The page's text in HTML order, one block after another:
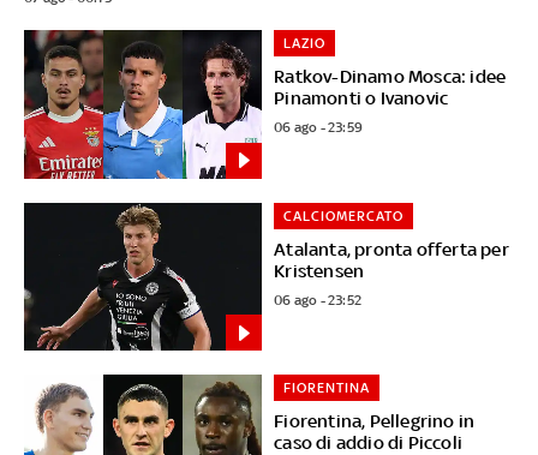
Ratkov-Dinamo Mosca: idee
Pinamonti o Ivanovic
LAZIO
06 ago - 23:59
Atalanta, pronta offerta per
Kristensen
CALCIOMERCATO
06 ago - 23:52
Fiorentina, Pellegrino in
caso di addio di Piccoli
FIORENTINA